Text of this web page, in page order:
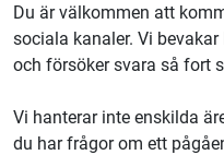
Du är välkommen att
sociala kanaler. Vi
och försöker svara så fort
Vi hanterar inte enskilda
du har frågor om ett